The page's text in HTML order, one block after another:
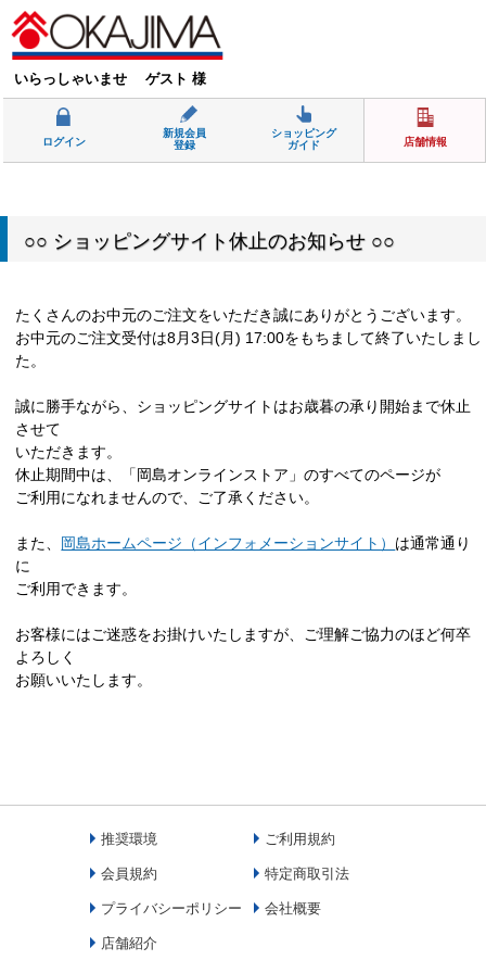
いらっしゃいませ ゲスト 様
ログイン
新規会員
登録
ショッピング
ガイド
店舗情報
○○ ショッピングサイト休止のお知らせ ○○
たくさんのお中元のご注文をいただき誠にありがとうございます。
お中元のご注文受付は8月3日(月) 17:00をもちまして終了いたしまし
た。
誠に勝手ながら、ショッピングサイトはお歳暮の承り開始まで休止
させて
いただきます。
休止期間中は、「岡島オンラインストア」のすべてのページが
ご利用になれませんので、ご了承ください。
また、 岡島ホームページ（インフォメーションサイト） は通常通り
に
ご利用できます。
お客様にはご迷惑をお掛けいたしますが、ご理解ご協力のほど何卒
よろしく
お願いいたします。
推奨環境 ご利用規約
会員規約 特定商取引法
プライバシーポリシー 会社概要
店舗紹介